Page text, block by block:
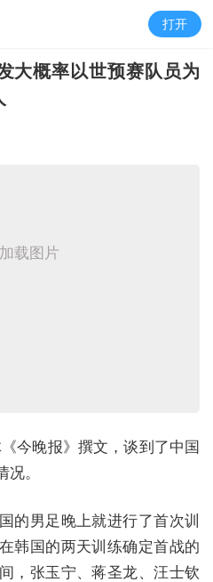
打开
大概率以世预赛队员为
载图片
今晚报》撰文，谈到了中国
。
的男足晚上就进行了首次训
韩国的两天训练确定首战的
，张玉宁、蒋圣龙、汪士钦